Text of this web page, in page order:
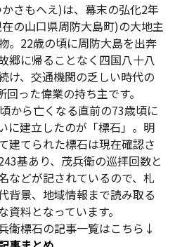
さもへえ)は、幕末の弘化2年
の山口県周防大島町)の大地主
。22歳の頃に周防大島を出奔
郷に帰ることなく四国八十八
け、交通機関の乏しい時代の
った偉業の持ち主です。
から亡くなる直前の73歳頃に
に建立したのが「標石」。明
建てられた標石は現在確認さ
基あり、茂兵衛の巡拝回数と
などが記されているので、札
背景、地域情報まで読み取る
資料となっています。
衛標石の記事一覧はこちら↓